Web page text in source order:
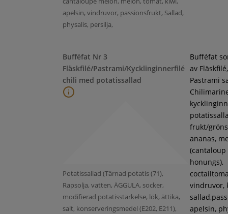
apelsin, vindruvor, passionsfrukt, Sallad,
physalis, persilja,
Bufféfat Nr 3
Fläskfilé/Pastrami/Kycklinginnerfilé
chili med potatissallad
Potatissallad (Tärnad potatis (71),
Rapsolja, vatten, ÄGGULA, socker,
modifierad potatisstärkelse, lök, ättika,
salt, konserveringsmedel (E202, E211),
Bufféfat
av Fläskfilé,
Pastrami
frukt/
ananas,
(cantaloup
honungs),
vindruvor,
apelsin,